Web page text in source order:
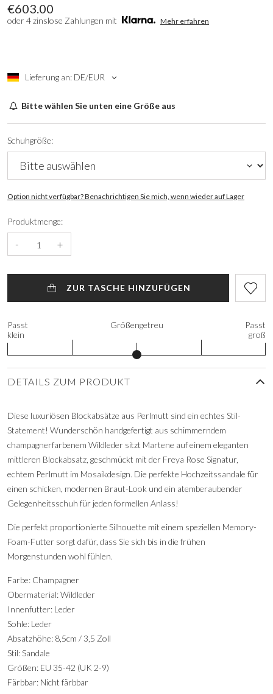
€603.00
oder 4 zinslose Zahlungen mit Mehr erfahren
Lieferung an: DE/EUR
Bitte wählen Sie unten eine Größe aus
Schuhgröße:
Option nicht verfügbar? Benachrichtigen Sie mich, wenn wieder auf Lager
Produktmenge:
- +
ZUR TASCHE HINZUFÜGEN
Passt
klein
Größengetreu
Passt
groß
DETAILS ZUM PRODUKT
Diese luxuriösen Blockabsätze aus Perlmutt sind ein echtes Stil-
Statement! Wunderschön handgefertigt aus schimmerndem
champagnerfarbenem Wildleder sitzt Martene auf einem eleganten
mittleren Blockabsatz, geschmückt mit der Freya Rose Signatur,
echtem Perlmutt im Mosaikdesign. Die perfekte Hochzeitssandale für
einen schicken, modernen Braut-Look und ein atemberaubender
Gelegenheitsschuh für jeden formellen Anlass!
Die perfekt proportionierte Silhouette mit einem speziellen Memory-
Foam-Futter sorgt dafür, dass Sie sich bis in die frühen
Morgenstunden wohl fühlen.
Farbe: Champagner
Obermaterial: Wildleder
Innenfutter: Leder
Sohle: Leder
Absatzhöhe: 8,5cm / 3,5 Zoll
Stil: Sandale
Größen: EU 35-42 (UK 2-9)
Färbbar: Nicht färbbar